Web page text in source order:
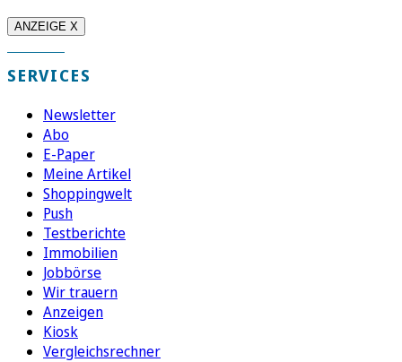
ANZEIGE X
SERVICES
Newsletter
Abo
E-Paper
Meine Artikel
Shoppingwelt
Push
Testberichte
Immobilien
Jobbörse
Wir trauern
Anzeigen
Kiosk
Vergleichsrechner